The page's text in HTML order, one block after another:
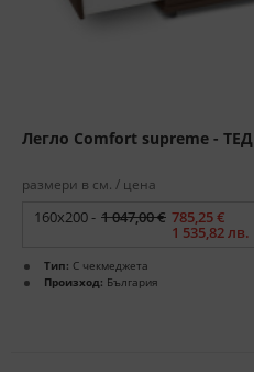
Легло Comfort supreme - ТЕД
размери в см. / цена
160x200 - 1 047,00 € 785,25 €
1 535,82 лв.
Тип: С чекмеджета
Произход: България